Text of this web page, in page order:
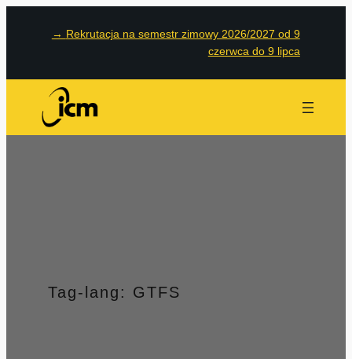
→ Rekrutacja na semestr zimowy 2026/2027 od 9
czerwca do 9 lipca
Tag-lang: GTFS